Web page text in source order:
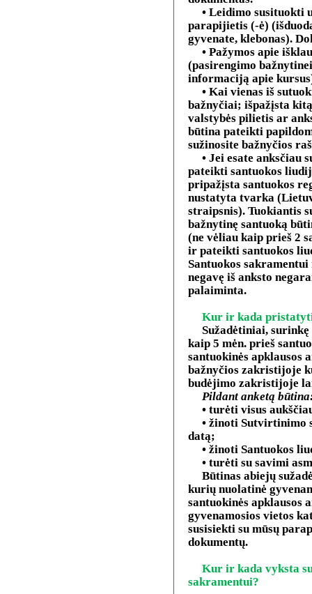
• Leidimo susituokti
parapijietis (-ė)
gyvenate, klebonas).
• Pažymos apie
(pasirengimo
informaciją apie
• Kai vienas iš
bažnyčiai; išpažįsta
valstybės pilietis ar
būtina pateikti
sužinosite bažnyčios
• Jei esate anksčiau
pateikti santuokos
pripažįsta santuokos
nustatyta tvarka
straipsnis). Tuokiantis
bažnytinę santuoką
(ne vėliau kaip prieš 2
ir pateikti santuokos
Santuokos
negavę iš anksto
palaiminta.
Kur ir kada
Sužadėtiniai,
kaip 5 mėn. prieš
santuokinės apklausos
bažnyčios zakristijoje
budėjimo zakristijoje
Pildant anketą
• turėti visus
• žinoti Sutvirtinimo
datą;
• žinoti Santuokos
• turėti su savimi
Būtinas abiejų
kurių nuolatinė
santuokinės apklausos
gyvenamosios vietos
susisiekti su mūsų
dokumentų.
Kur ir kada vyksta
sakramentui?